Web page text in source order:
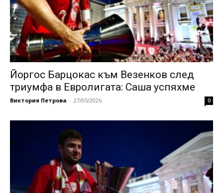
Йоргос Барцокас към Везенков след
триумфа в Евролигата: Саша успяхме
Виктория Петрова - 27/05/2026 0